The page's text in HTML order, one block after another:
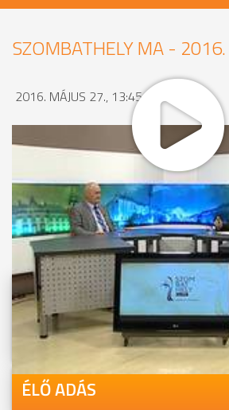
SZOMBATHELY MA -
2016. MÁJUS 27., 13:45
Videóink
Youtube-
ÉLŐ ADÁS